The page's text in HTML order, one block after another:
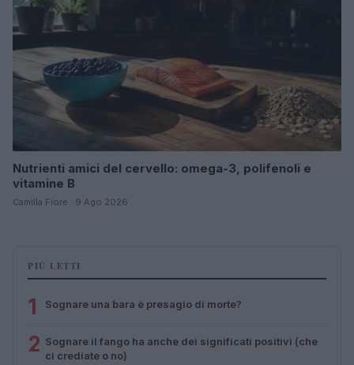
Nutrienti amici del cervello: omega-3, polifenoli e
vitamine B
Camilla Fiore · 9 Ago 2026
PIÙ LETTI
1 Sognare una bara è presagio di morte?
2 Sognare il fango ha anche dei significati positivi (che
ci crediate o no)